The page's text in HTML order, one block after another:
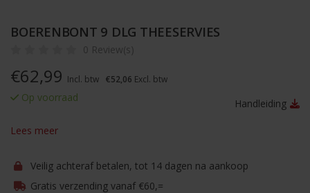
BOERENBONT 9 DLG THEESERVIES
0 Review(s)
€62,99 Incl. btw €52,06 Excl. btw
Op voorraad Handleiding
Lees meer
Veilig achteraf betalen, tot 14 dagen na aankoop
Gratis verzending vanaf €60,=